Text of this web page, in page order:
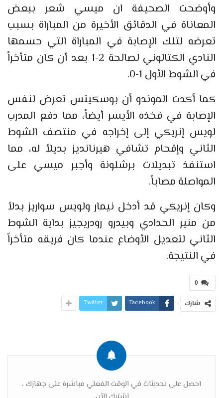
وأوضحت الصحيفة ان ميسي شعر ببعض
المعاناة في الدقائق الأخيرة من المباراة بسبب
تعرضه لتلك الإصابة في المباراة التي حسمها
النادي الكتالوني لصالحة 2-1 بعد أن كان متأخراً
في الشوط الأول 1-0.
كما أكدت الموندو أن بوسكيتس تعرض لنفس
الإصابة في فخذه الأيسر أيضاً، مما دفع المدرب
لويس إنريكي إلى إخراجه في منتصف الشوط
الثاني وإقحام تشافي هيرنانديز بديلاً له، مما
استنفذ تبديلات برشلونة وأجبر ميسي على
المواصلة مصاباً.
وكان إنريكي قد أدخل نيمار ولويس سواريز بدلاً
من منير الحدادي وبيدرو رودريجيز بداية الشوط
الثاني لتعديل الأوضاع عندما كان فريقه متأخراً
في النتيجة.
0
شارك Facebook
Twitter
احصل على تحديثات في الوقت الفعلي مباشرة على جهازك ،